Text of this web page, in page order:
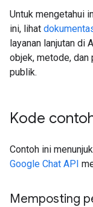
Untuk mengetahui
ini, lihat
layanan lanjutan di
objek, metode, dan
publik.
Kode
Contoh ini
Google Chat API
Memposting